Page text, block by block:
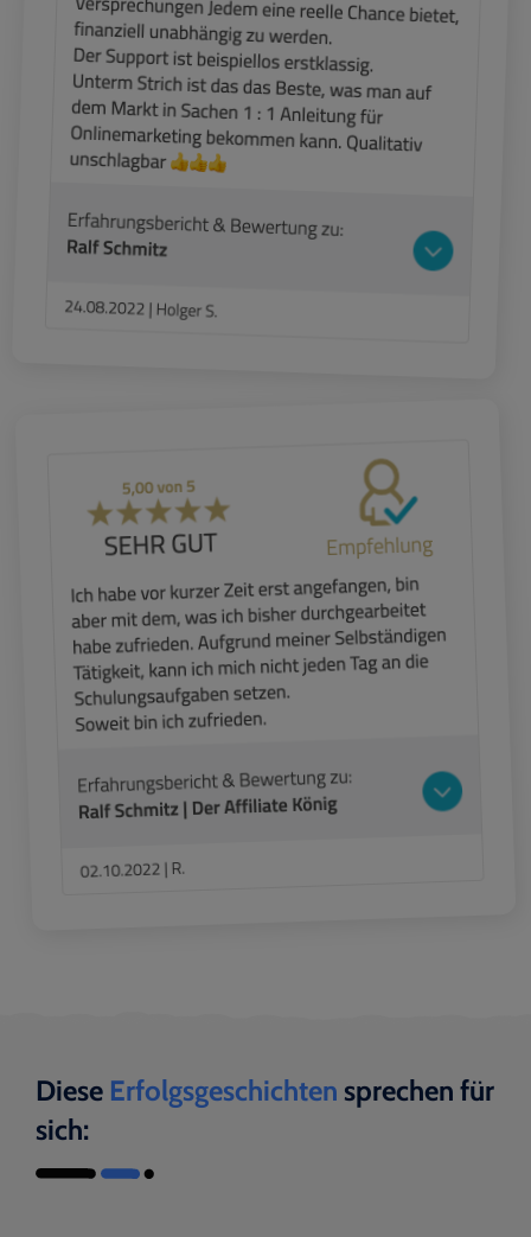
Diese Erfolgsgeschichten sprechen für
sich: